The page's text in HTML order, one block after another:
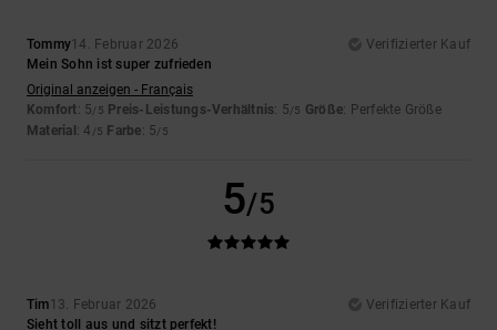
Tommy14. Februar 2026
Verifizierter Kauf
Mein Sohn ist super zufrieden
Original anzeigen - Français
Komfort: 5/5 Preis-Leistungs-Verhältnis: 5/5 Größe: Perfekte Größe
Material : 4 /5 Farbe: 5/5
5/5
Tim13. Februar 2026
Verifizierter Kauf
Sieht toll aus und sitzt perfekt!